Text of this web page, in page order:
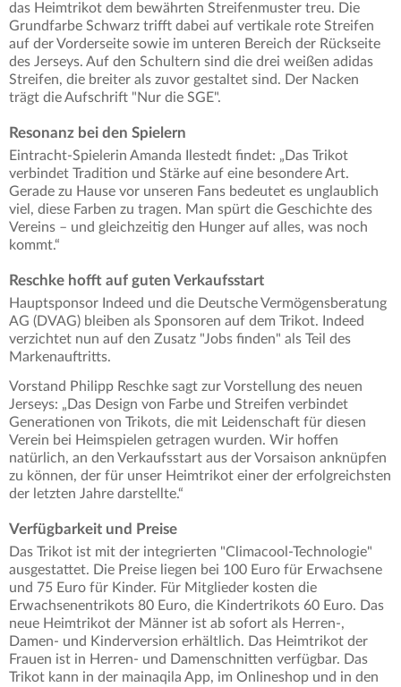
das Heimtrikot dem bewährten Streifenmuster treu. Die
Grundfarbe Schwarz trifft dabei auf vertikale rote Streifen
auf der Vorderseite sowie im unteren Bereich der Rückseite
des Jerseys. Auf den Schultern sind die drei weißen adidas
Streifen, die breiter als zuvor gestaltet sind. Der Nacken
trägt die Aufschrift "Nur die SGE".
Resonanz bei den Spielern
Eintracht-Spielerin Amanda Ilestedt findet: „Das Trikot
verbindet Tradition und Stärke auf eine besondere Art.
Gerade zu Hause vor unseren Fans bedeutet es unglaublich
viel, diese Farben zu tragen. Man spürt die Geschichte des
Vereins – und gleichzeitig den Hunger auf alles, was noch
kommt.“
Reschke hofft auf guten Verkaufsstart
Hauptsponsor Indeed und die Deutsche Vermögensberatung
AG (DVAG) bleiben als Sponsoren auf dem Trikot. Indeed
verzichtet nun auf den Zusatz "Jobs finden" als Teil des
Markenauftritts.
Vorstand Philipp Reschke sagt zur Vorstellung des neuen
Jerseys: „Das Design von Farbe und Streifen verbindet
Generationen von Trikots, die mit Leidenschaft für diesen
Verein bei Heimspielen getragen wurden. Wir hoffen
natürlich, an den Verkaufsstart aus der Vorsaison anknüpfen
zu können, der für unser Heimtrikot einer der erfolgreichsten
der letzten Jahre darstellte.“
Verfügbarkeit und Preise
Das Trikot ist mit der integrierten "Climacool-Technologie"
ausgestattet. Die Preise liegen bei 100 Euro für Erwachsene
und 75 Euro für Kinder. Für Mitglieder kosten die
Erwachsenentrikots 80 Euro, die Kindertrikots 60 Euro. Das
neue Heimtrikot der Männer ist ab sofort als Herren-,
Damen- und Kinderversion erhältlich. Das Heimtrikot der
Frauen ist in Herren- und Damenschnitten verfügbar. Das
Trikot kann in der mainaqila App, im Onlineshop und in den